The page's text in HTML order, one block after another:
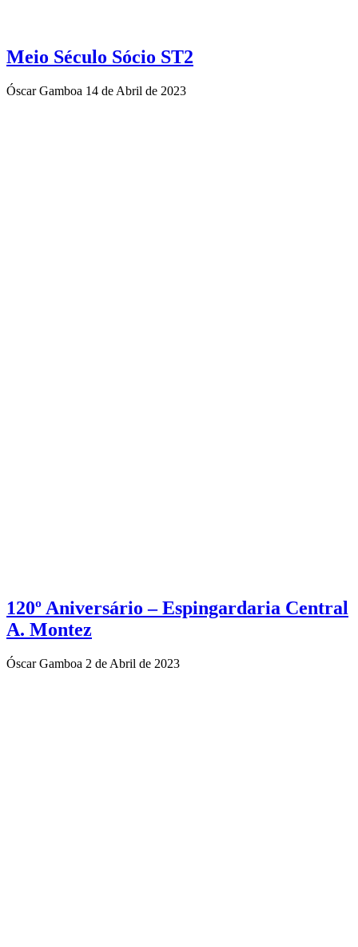
Meio Século Sócio ST2
Óscar Gamboa 14 de Abril de 2023
120º Aniversário – Espingardaria Central
A. Montez
Óscar Gamboa 2 de Abril de 2023